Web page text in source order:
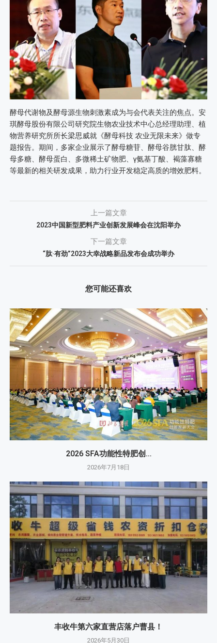
酵母代谢物及酵母源生物刺激素成为与会代表关注的焦点。安
琪酵母股份有限公司研究院生物农业技术中心总经理助理、植
物营养研究所所长梁思威就《酵母科技 农业无限未来》做专
题报告。期间，多家企业展示了酵母糖苷、酵母谷胱甘肽、酵
母多糖、酵母蛋白、多微稀土矿物肥、γ氨基丁酸、褐藻寡糖
等最新的相关研发成果，助力行业开发稳定高质的增效肥料。
上一篇文章
2023中国新型肥料产业创新发展峰会在沈阳举办
下一篇文章
“肽·有劲”2023大幸战略新品发布会成功举办
您可能还喜欢
2026 SFA功能性特肥创...
2026年7月18日
丰收牛第六家直营店落户曹县！
2026年5月30日